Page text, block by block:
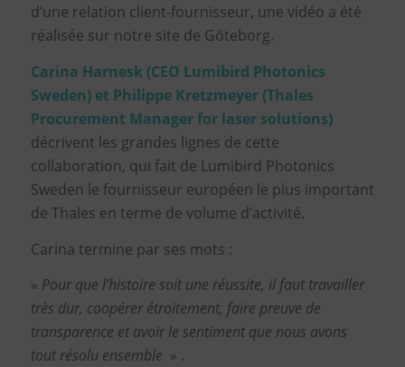
d’une relation client-fournisseur, une vidéo a été
réalisée sur notre site de Göteborg.
Carina Harnesk (CEO Lumibird Photonics
Sweden) et Philippe Kretzmeyer (Thales
Procurement Manager for laser solutions)
décrivent les grandes lignes de cette
collaboration, qui fait de Lumibird Photonics
Sweden le fournisseur européen le plus important
de Thales en terme de volume d’activité.
Carina termine par ses mots :
« Pour que l’histoire soit une réussite, il faut travailler
très dur, coopérer étroitement, faire preuve de
transparence et avoir le sentiment que nous avons
tout résolu ensemble » .